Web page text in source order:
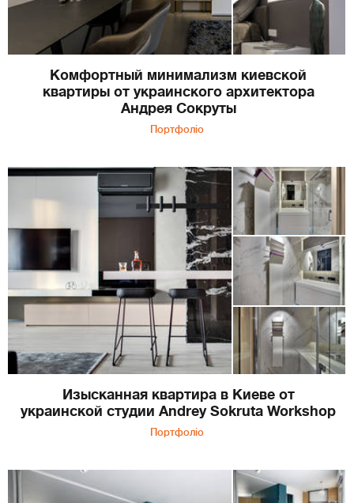
Комфортный минимализм киевской
квартиры от украинского архитектора
Андрея Сокруты
Портфоліо
Изысканная квартира в Киеве от
украинской студии Andrey Sokruta Workshop
Портфоліо